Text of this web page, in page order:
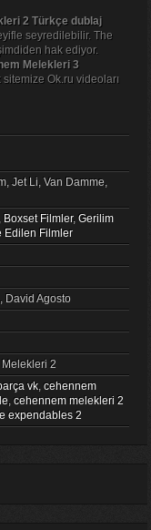
2 Türkçe dublaj
seyredilebilir. The
hak ediyor.
Melekleri 3
Ok.ru videoları
Jet Li, Van Damme,
Boxset Filmler, Gerilim
Edilen Filmler
David Agosto
2
vk, cehennem
, cehennem melekleri 2
expendables 2